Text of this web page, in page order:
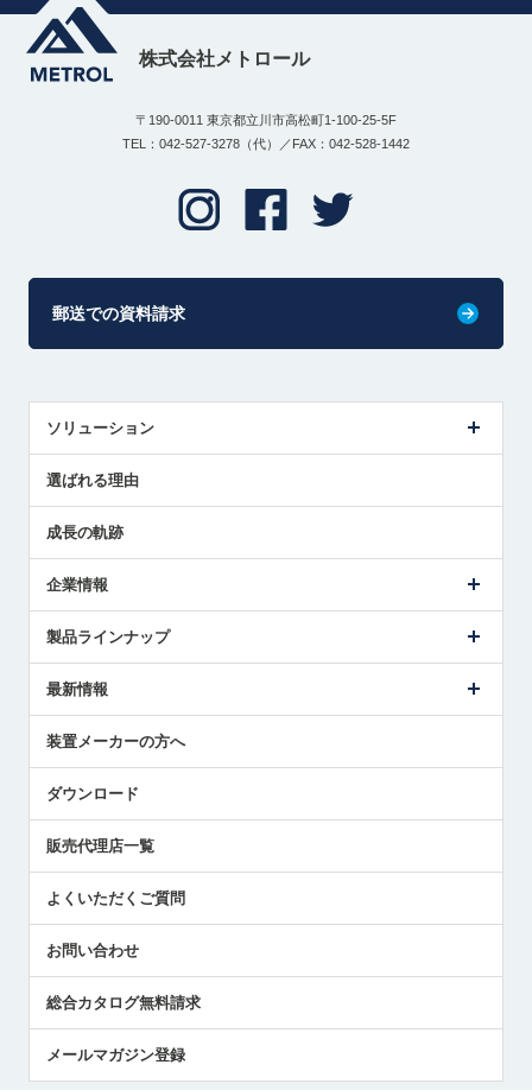
株式会社メトロール
〒190-0011 東京都立川市高松町1-100-25-5F
TEL：042-527-3278（代）／FAX：042-528-1442
郵送での資料請求
ソリューション
解決策提案
選ばれる理由
成長の軌跡
企業情報
ごあいさつ
受賞履歴
採用情報
国/地域/言語
製品ラインナップ
ツールセッタ製品
エアマイクロセンサ製品
最新情報
メトロールの技術
社員ブログ
中小企業のBCP地震対策
センサのテクニカルガイド
社長ブログ
装置メーカーの方へ
ダウンロード
販売代理店一覧
よくいただくご質問
お問い合わせ
総合カタログ無料請求
メールマガジン登録